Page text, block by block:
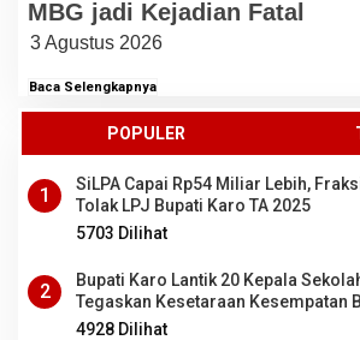
MBG jadi Kejadian Fatal
3 Agustus 2026
Baca Selengkapnya
POPULER
1
SiLPA Capai Rp54 Miliar Lebih,
Tolak LPJ Bupati Karo TA 2025
5703 Dilihat
2
Bupati Karo Lantik 20 Kepala
Tegaskan Kesetaraan Kesempatan
PPPK
4928 Dilihat